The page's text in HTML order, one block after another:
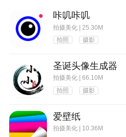
咔叽咔叽
拍摄美化 | 25.30M
拍照
摄影
圣诞头像生成器
拍摄美化 | 66.10M
拍照
摄影
爱壁纸
拍摄美化 | 10.36M